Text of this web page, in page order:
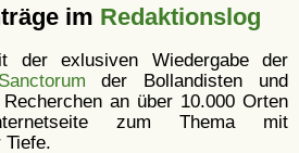
im Redaktionslog
der exlusiven Wiedergabe der
der Bollandisten und
an über 10.000 Orten
zum Thema mit
Tiefe.